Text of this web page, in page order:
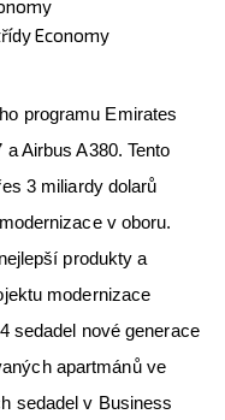
Economy
programu Emirates
Airbus A380. Tento
3 miliardy dolarů
v oboru.
produkty a
modernizace
sedadel nové generace
apartmánů ve
sedadel v Business